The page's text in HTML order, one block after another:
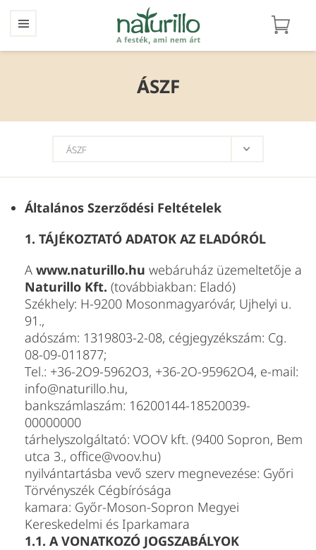
ÁSZF
Általános Szerződési Feltételek
1. TÁJÉKOZTATÓ ADATOK AZ ELADÓRÓL
A www.naturillo.hu webáruház üzemeltetője a
Naturillo Kft. (továbbiakban: Eladó)
Székhely: H-9200 Mosonmagyaróvár, Ujhelyi u.
91.,
adószám: 1319803-2-08, cégjegyzékszám: Cg.
08-09-011877;
Tel.: +36-2O9-5962O3, +36-2O-95962O4, e-mail:
info@naturillo.hu,
bankszámlaszám: 16200144-18520039-
00000000
tárhelyszolgáltató: VOOV kft. (9400 Sopron, Bem
utca 3., office@voov.hu)
nyilvántartásba vevő szerv megnevezése: Győri
Törvényszék Cégbírósága
kamara: Győr-Moson-Sopron Megyei
Kereskedelmi és Iparkamara
1.1. A VONATKOZÓ JOGSZABÁLYOK